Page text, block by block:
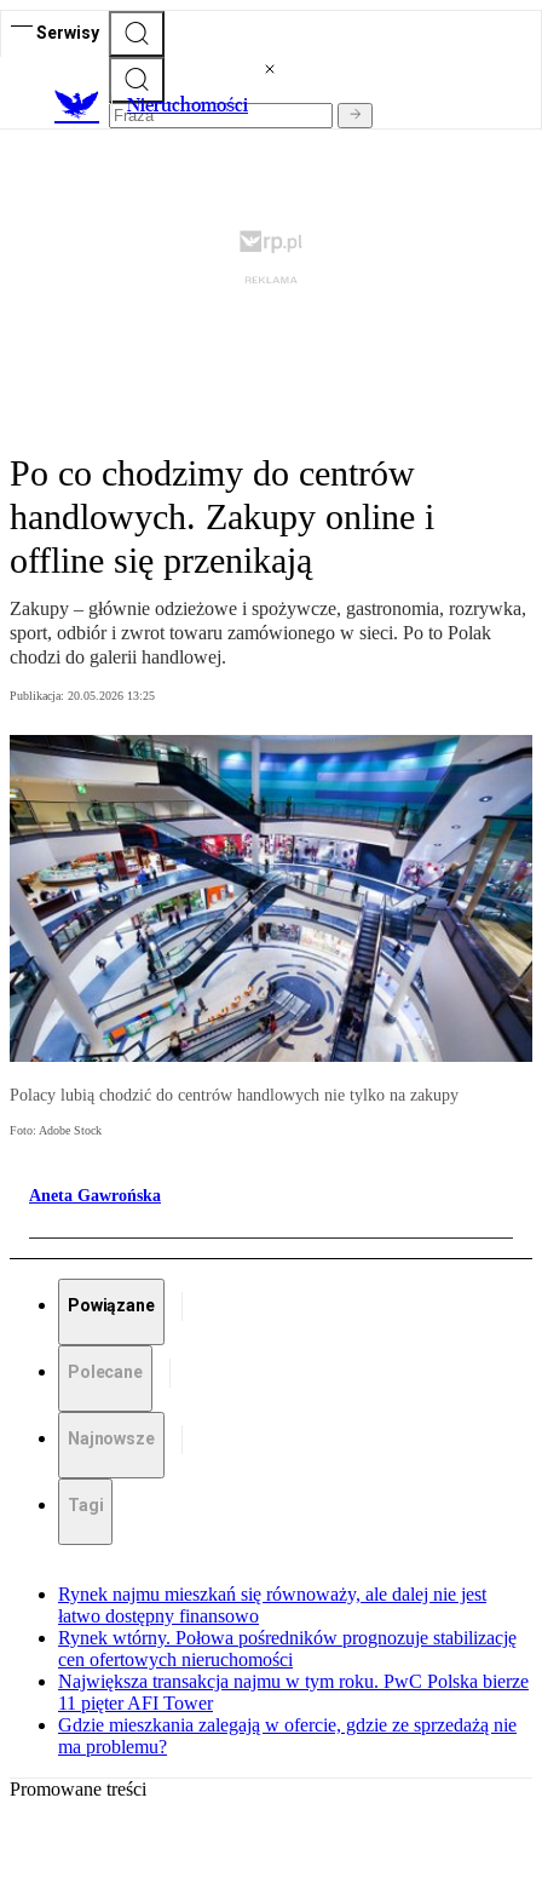
Serwisy
Nieruchomości
Po co chodzimy do centrów
handlowych. Zakupy online i
offline się przenikają
Zakupy – głównie odzieżowe i spożywcze, gastronomia, rozrywka,
sport, odbiór i zwrot towaru zamówionego w sieci. Po to Polak
chodzi do galerii handlowej.
Publikacja: 20.05.2026 13:25
Polacy lubią chodzić do centrów handlowych nie tylko na zakupy
Foto: Adobe Stock
Aneta Gawrońska
Powiązane
Polecane
Najnowsze
Tagi
Rynek najmu mieszkań się równoważy, ale dalej nie jest
łatwo dostępny finansowo
Rynek wtórny. Połowa pośredników prognozuje stabilizację
cen ofertowych nieruchomości
Największa transakcja najmu w tym roku. PwC Polska bierze
11 pięter AFI Tower
Gdzie mieszkania zalegają w ofercie, gdzie ze sprzedażą nie
ma problemu?
Promowane treści